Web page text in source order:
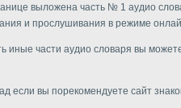
выложена часть № 1 аудио
и прослушивания в режиме
иные части аудио словаря вы
если вы порекомендуете сайт